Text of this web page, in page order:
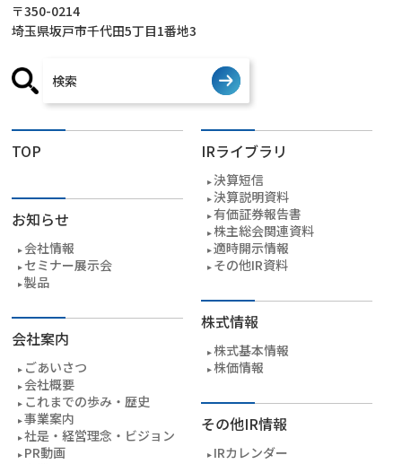
〒350-0214
埼玉県坂戸市千代田5丁目1番地3
TOP
お知らせ
会社情報
セミナー展示会
製品
会社案内
ごあいさつ
会社概要
これまでの歩み・歴史
事業案内
社是・経営理念・ビジョン
PR動画
IRライブラリ
決算短信
決算説明資料
有価証券報告書
株主総会関連資料
適時開示情報
その他IR資料
株式情報
株式基本情報
株価情報
その他IR情報
IRカレンダー